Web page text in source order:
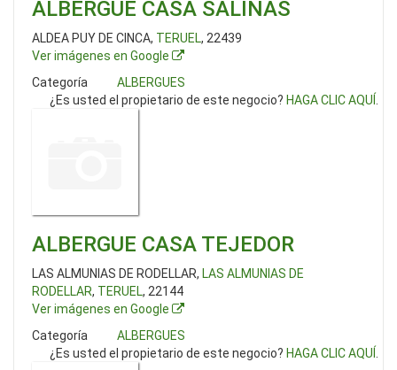
ALBERGUE CASA SALINAS
ALDEA PUY DE CINCA, TERUEL, 22439
Ver imágenes en Google
Categoría
ALBERGUES
¿Es usted el propietario de este negocio? HAGA CLIC AQUÍ .
ALBERGUE CASA TEJEDOR
LAS ALMUNIAS DE RODELLAR, LAS ALMUNIAS DE
RODELLAR, TERUEL, 22144
Ver imágenes en Google
Categoría
ALBERGUES
¿Es usted el propietario de este negocio? HAGA CLIC AQUÍ .